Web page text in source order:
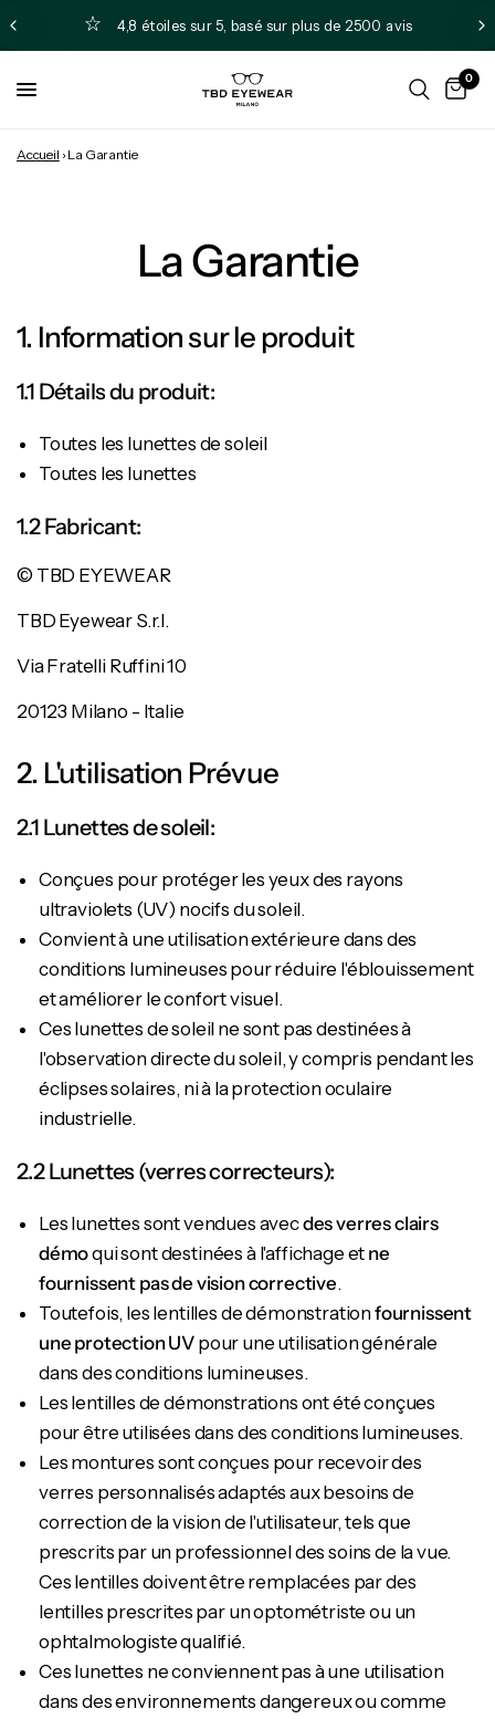
4,8 étoiles sur 5, basé sur plus de 2500 avis
0
Accueil › La Garantie
La Garantie
1. Information sur le produit
1.1 Détails du produit:
Toutes les lunettes de soleil
Toutes les lunettes
1.2 Fabricant:
© TBD EYEWEAR
TBD Eyewear S.r.l.
Via Fratelli Ruffini 10
20123 Milano - Italie
2. L'utilisation Prévue
2.1 Lunettes de soleil:
Conçues pour protéger les yeux des rayons
ultraviolets (UV) nocifs du soleil.
Convient à une utilisation extérieure dans des
conditions lumineuses pour réduire l'éblouissement
et améliorer le confort visuel.
Ces lunettes de soleil ne sont pas destinées à
l'observation directe du soleil, y compris pendant les
éclipses solaires, ni à la protection oculaire
industrielle.
2.2 Lunettes (verres correcteurs):
Les lunettes sont vendues avecdes verres clairs
démoqui sont destinées à l'affichage et ne
fournissent pas de vision corrective.
Toutefois, les lentilles de démonstrationfournissent
une protection UV pour une utilisation générale
dans des conditions lumineuses.
Les lentilles de démonstrations ont été conçues
pour être utilisées dans des conditions lumineuses.
Les montures sont conçues pour recevoir des
verres personnalisés adaptés aux besoins de
correction de la vision de l'utilisateur, tels que
prescrits par un professionnel des soins de la vue.
Ces lentilles doivent être remplacées par des
lentilles prescrites par un optométriste ou un
ophtalmologiste qualifié.
Ces lunettes ne conviennent pas à une utilisation
dans des environnements dangereux ou comme